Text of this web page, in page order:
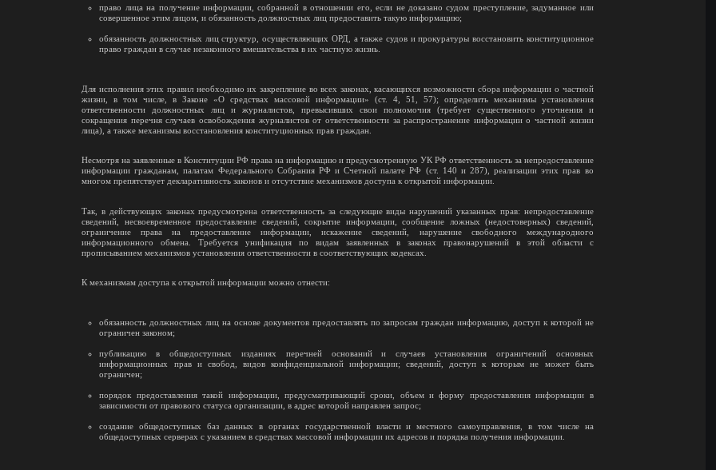
право лица на получение информации, собранной в отношении его, если не доказано судом преступление, задуманное или
совершенное этим лицом, и обязанность должностных лиц предоставить такую информацию;
обязанность должностных лиц структур, осуществляющих ОРД, а также судов и прокуратуры восстановить конституционное
право граждан в случае незаконного вмешательства в их частную жизнь.
Для исполнения этих правил необходимо их закрепление во всех законах, касающихся возможности сбора информации о частной
жизни, в том числе, в Законе «О средствах массовой информации» (ст. 4, 51, 57); определить механизмы установления
ответственности должностных лиц и журналистов, превысивших свои полномочия (требует существенного уточнения и
сокращения перечня случаев освобождения журналистов от ответственности за распространение информации о частной жизни
лица), а также механизмы восстановления конституционных прав граждан.
Несмотря на заявленные в Конституции РФ права на информацию и предусмотренную УК РФ ответственность за непредоставление
информации гражданам, палатам Федерального Собрания РФ и Счетной палате РФ (ст. 140 и 287), реализации этих прав во
многом препятствует декларативность законов и отсутствие механизмов доступа к открытой информации.
Так, в действующих законах предусмотрена ответственность за следующие виды нарушений указанных прав: непредоставление
сведений, несвоевременное предоставление сведений, сокрытие информации, сообщение ложных (недостоверных) сведений,
ограничение права на предоставление информации, искажение сведений, нарушение свободного международного
информационного обмена. Требуется унификация по видам заявленных в законах правонарушений в этой области с
прописыванием механизмов установления ответственности в соответствующих кодексах.
К механизмам доступа к открытой информации можно отнести:
обязанность должностных лиц на основе документов предоставлять по запросам граждан информацию, доступ к которой не
ограничен законом;
публикацию в общедоступных изданиях перечней оснований и случаев установления ограничений основных
информационных прав и свобод, видов конфиденциальной информации; сведений, доступ к которым не может быть
ограничен;
порядок предоставления такой информации, предусматривающий сроки, объем и форму предоставления информации в
зависимости от правового статуса организации, в адрес которой направлен запрос;
создание общедоступных баз данных в органах государственной власти и местного самоуправления, в том числе на
общедоступных серверах с указанием в средствах массовой информации их адресов и порядка получения информации.